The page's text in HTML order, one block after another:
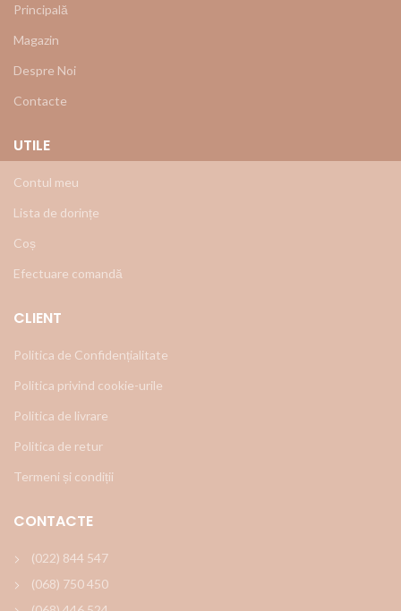
Principală
Magazin
Despre Noi
Contacte
UTILE
Contul meu
Lista de dorințe
Coș
Efectuare comandă
CLIENT
Politica de Confidențialitate
Politica privind cookie-urile
Politica de livrare
Politica de retur
Termeni și condiții
CONTACTE
(022) 844 547
(068) 750 450